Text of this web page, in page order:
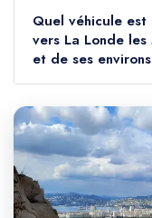
Quel véhicule
vers La Londe
et de ses